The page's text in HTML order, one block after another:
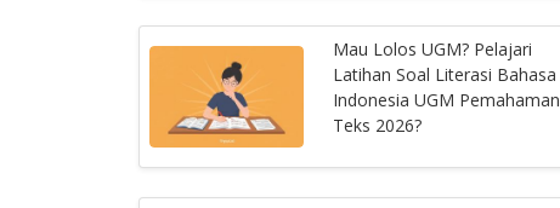
Mau Lolos UGM? Pelajari
Latihan Soal Literasi Bahasa
Indonesia UGM Pemahaman
Teks 2026?